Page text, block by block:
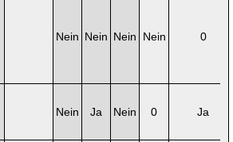
Nein Nein Nein Nein 0
Nein Ja Nein 0 Ja